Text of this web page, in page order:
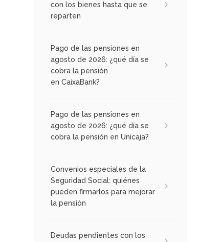
con los bienes hasta que se
reparten
Pago de las pensiones en
agosto de 2026: ¿qué día se
cobra la pensión
en CaixaBank?
Pago de las pensiones en
agosto de 2026: ¿qué día se
cobra la pensión en Unicaja?
Convenios especiales de la
Seguridad Social: quiénes
pueden firmarlos para mejorar
la pensión
Deudas pendientes con los